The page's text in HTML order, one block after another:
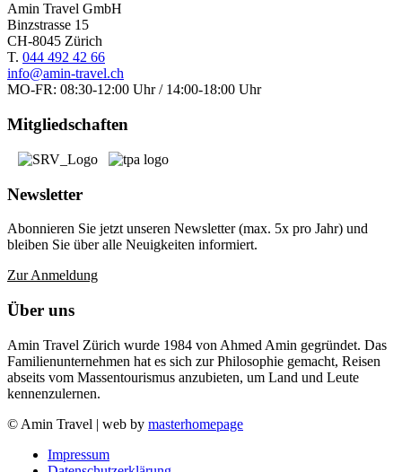
Amin Travel GmbH
Binzstrasse 15
CH-8045 Zürich
T. 044 492 42 66
info@amin-travel.ch
MO-FR: 08:30-12:00 Uhr / 14:00-18:00 Uhr
Mitgliedschaften
Newsletter
Abonnieren Sie jetzt unseren Newsletter (max. 5x pro Jahr) und
bleiben Sie über alle Neuigkeiten informiert.
Zur Anmeldung
Über uns
Amin Travel Zürich wurde 1984 von Ahmed Amin gegründet. Das
Familienunternehmen hat es sich zur Philosophie gemacht, Reisen
abseits vom Massentourismus anzubieten, um Land und Leute
kennenzulernen.
© Amin Travel | web by masterhomepage
Impressum